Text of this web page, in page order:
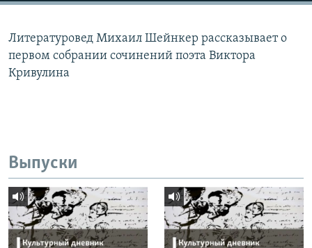
Литературовед Михаил Шейнкер рассказывает о
первом собрании сочинений поэта Виктора
Кривулина
Выпуски